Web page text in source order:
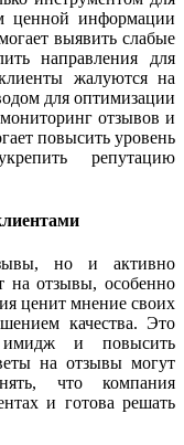
ценной информации
выявить слабые
направления для
жалуются на
для оптимизации
отзывов и
повысить уровень
репутацию
но и активно
на отзывы, особенно
ценит мнение своих
качества. Это
имидж и повысить
на отзывы могут
что компания
и готова решать